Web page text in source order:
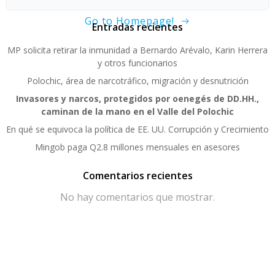
Go to Homepage!
Entradas recientes
MP solicita retirar la inmunidad a Bernardo Arévalo, Karin Herrera
y otros funcionarios
Polochic, área de narcotráfico, migración y desnutrición
Invasores y narcos, protegidos por oenegés de DD.HH.,
caminan de la mano en el Valle del Polochic
En qué se equivoca la política de EE. UU. Corrupción y Crecimiento
Mingob paga Q2.8 millones mensuales en asesores
Comentarios recientes
No hay comentarios que mostrar.